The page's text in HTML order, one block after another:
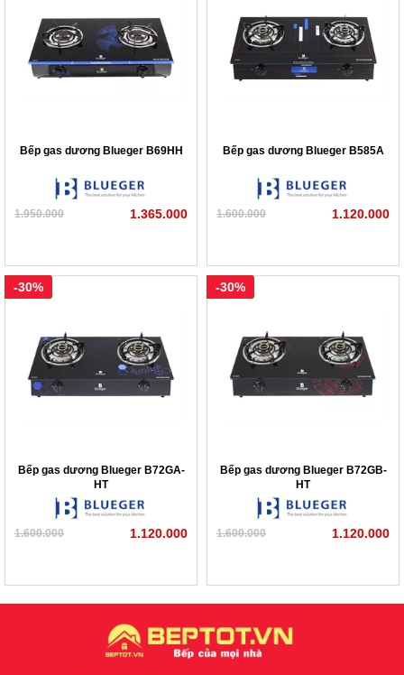
Bếp gas dương Blueger B69HH
1.950.000 1.365.000
Bếp gas dương Blueger B585A
1.600.000 1.120.000
Bếp gas dương Blueger B72GA-
HT
1.600.000
-30%
1.120.000
Bếp gas dương Blueger B72GB-
HT
1.600.000
-30%
1.120.000